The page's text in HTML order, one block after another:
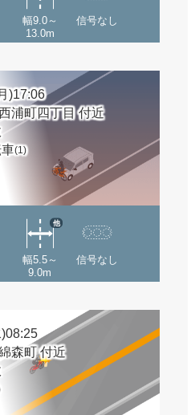
幅9.0～
13.0m
信号なし
)17:06
浦町四丁目 付近
(1)
幅5.5～
9.0m
他
信号なし
森町 付近